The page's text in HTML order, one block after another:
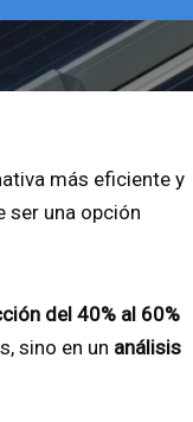
más eficiente y
ser una opción
del 40% al 60%
sino en un análisis